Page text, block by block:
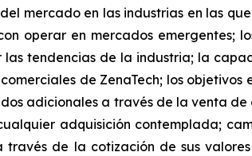
mercado en las industrias en las
operar en mercados emergentes;
tendencias de la industria; la
de ZenaTech; los
adicionales a través de la venta
adquisición contemplada;
de la cotización de sus